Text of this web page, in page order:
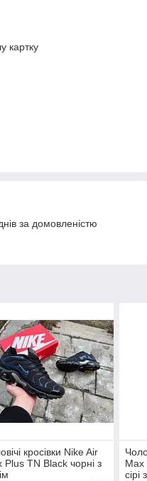
картку
за домовленістю
кросівки Nike Air
Plus TN Black чорні з
Max